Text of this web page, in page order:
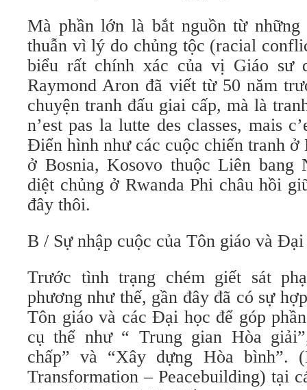
Mà phần lớn là bắt nguồn từ những
thuẫn vì lý do chủng tộc (racial
biểu rất chính xác của vị Giáo sư
Raymond Aron đã viết từ 50 năm
chuyện tranh đấu giai cấp, mà là
n’est pas la lutte des classes, mais
Điển hình như các cuộc chiến tranh ở
ở Bosnia, Kosovo thuộc Liên bang
diệt chủng ở Rwanda Phi châu hồi
đây thôi.
B / Sự nhập cuộc của Tôn giáo và
Trước tình trạng chém giết sát
phương như thế, gần đây đã có sự
Tôn giáo và các Đại học để góp
cụ thể như “ Trung gian Hòa
chấp” và “Xây dựng Hòa bình”.
Transformation – Peacebuilding) tại